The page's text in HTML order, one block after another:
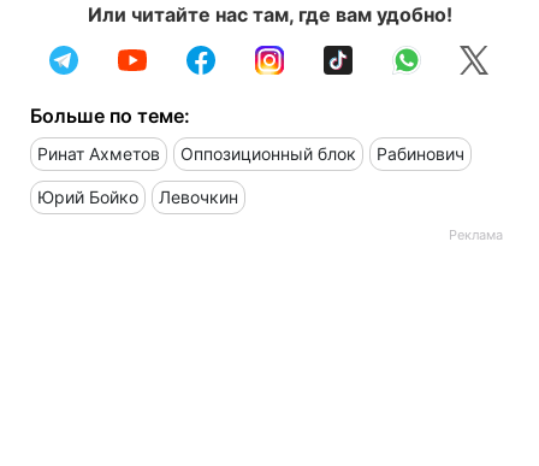
Или читайте нас там, где вам удобно!
Больше по теме:
Ринат Ахметов Оппозиционный блок Рабинович
Юрий Бойко Левочкин